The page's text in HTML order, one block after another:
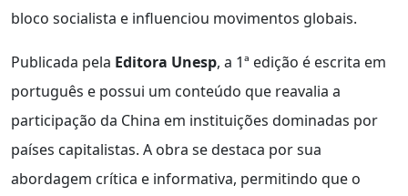
bloco socialista e influenciou movimentos globais.
Publicada pela Editora Unesp, a 1ª edição é escrita em
português e possui um conteúdo que reavalia a
participação da China em instituições dominadas por
países capitalistas. A obra se destaca por sua
abordagem crítica e informativa, permitindo que o